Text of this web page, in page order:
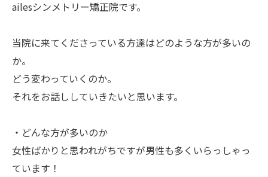
ailesシンメトリー矯正院です。
当院に来てくださっている方達はどのような方が多いの
か。
どう変わっていくのか。
それをお話ししていきたいと思います。
・どんな方が多いのか
女性ばかりと思われがちですが男性も多くいらっしゃっ
ています！